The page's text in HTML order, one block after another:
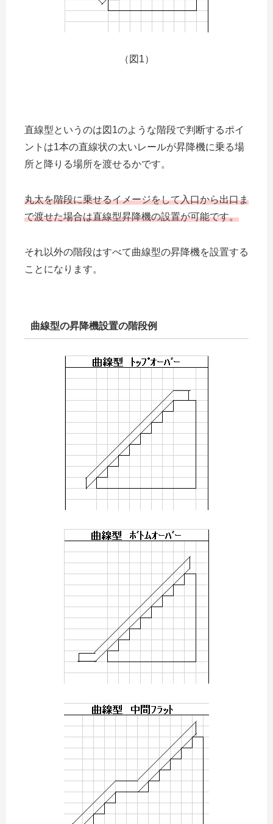
（図1）
直線型というのは図1のような階段で判断するポイ
ントは1本の直線状の太いレールが昇降機に乗る場
所と降りる場所を渡せるかです。
丸太を階段に乗せるイメージをして入口から出口ま
で渡せた場合は直線型昇降機の設置が可能です。
それ以外の階段はすべて曲線型の昇降機を設置する
ことになります。
曲線型の昇降機設置の階段例